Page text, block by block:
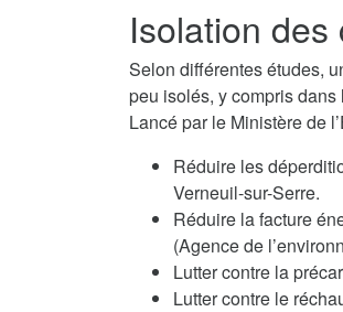
Isolation
Selon différentes études,
peu isolés, y compris
Lancé par le Ministère de
Réduire les
Verneuil-sur-Serre.
Réduire la facture
(Agence de
Lutter contre la
Lutter contre le